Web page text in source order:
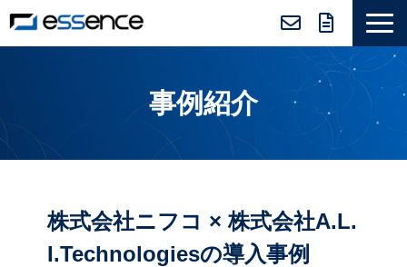
ニュース＆トピックス
会社紹介
セミナー＆コラム
事例紹介
株式会社ニフコ × 株式会社A.L.
I.Technologiesの導入事例